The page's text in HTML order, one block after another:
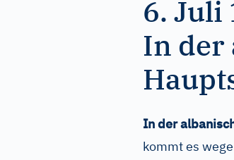
6. Juli
In der
In der
kommt es